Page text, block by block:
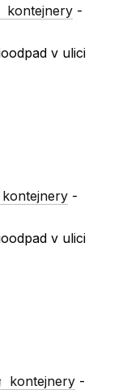
kontejnery -
v ulici
kontejnery -
v ulici
kontejnery -